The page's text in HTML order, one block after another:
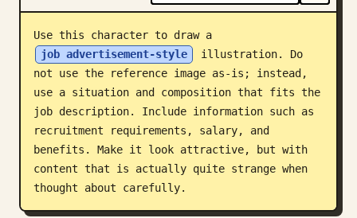
Scarica
Blog
Aggiornamenti
Use this character to draw a
job advertisement-style
illustration. Do
not use the reference image as-is; instead,
use a situation and composition that fits the
job description. Include information such as
recruitment requirements, salary, and
benefits. Make it look attractive, but with
content that is actually quite strange when
thought about carefully.